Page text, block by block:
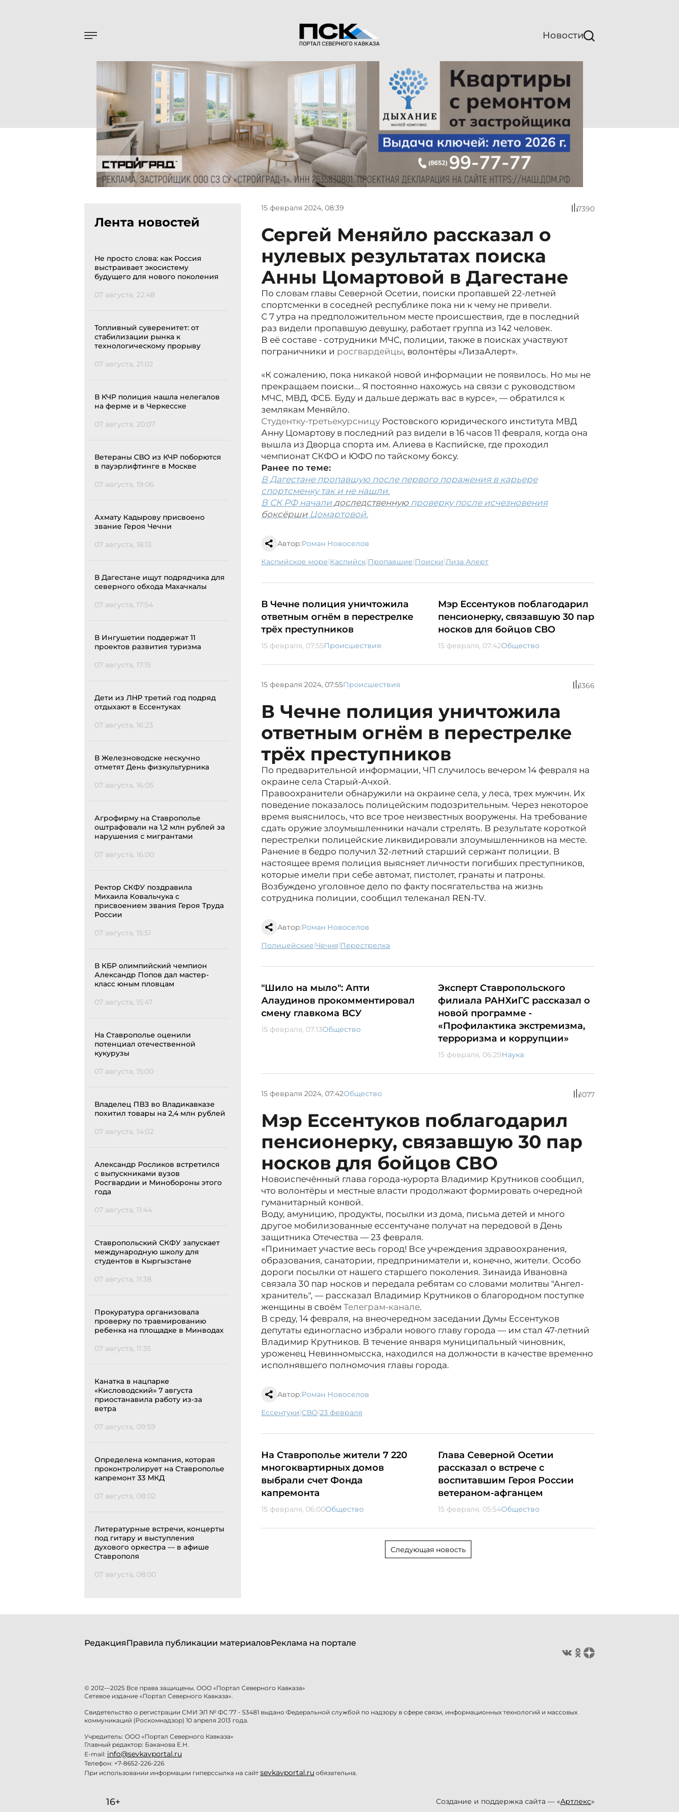
Новости
Лента новостей
Не просто слова: как Россия
выстраивает экосистему
будущего для нового поколения
07 августа, 22:48
Топливный суверенитет: от
стабилизации рынка к
технологическому прорыву
07 августа, 21:02
В КЧР полиция нашла нелегалов
на ферме и в Черкесске
07 августа, 20:07
Ветераны СВО из КЧР поборются
в пауэрлифтинге в Москве
07 августа, 19:06
Ахмату Кадырову присвоено
звание Героя Чечни
07 августа, 18:13
В Дагестане ищут подрядчика для
северного обхода Махачкалы
07 августа, 17:54
В Ингушетии поддержат 11
проектов развития туризма
07 августа, 17:15
Дети из ЛНР третий год подряд
отдыхают в Ессентуках
07 августа, 16:23
В Железноводске нескучно
отметят День физкультурника
07 августа, 16:05
Агрофирму на Ставрополье
оштрафовали на 1,2 млн рублей за
нарушения с мигрантами
07 августа, 16:00
Ректор СКФУ поздравила
Михаила Ковальчука с
присвоением звания Героя Труда
России
07 августа, 15:51
В КБР олимпийский чемпион
Александр Попов дал мастер-
класс юным пловцам
07 августа, 15:47
На Ставрополье оценили
потенциал отечественной
кукурузы
07 августа, 15:00
Владелец ПВЗ во Владикавказе
похитил товары на 2,4 млн рублей
07 августа, 14:02
Александр Росликов встретился
с выпускниками вузов
Росгвардии и Минобороны этого
года
07 августа, 11:44
Ставропольский СКФУ запускает
международную школу для
студентов в Кыргызстане
07 августа, 11:38
Прокуратура организовала
проверку по травмированию
ребенка на площадке в Минводах
07 августа, 11:35
Канатка в нацпарке
«Кисловодский» 7 августа
приостанавила работу из-за
ветра
07 августа, 09:59
Определена компания, которая
проконтролирует на Ставрополье
капремонт 33 МКД
07 августа, 08:02
Литературные встречи, концерты
под гитару и выступления
духового оркестра — в афише
Ставрополя
07 августа, 08:00
15 февраля 2024, 08:39 7390
Сергей Меняйло рассказал о
нулевых результатах поиска
Анны Цомартовой в Дагестане
По словам главы Северной Осетии, поиски пропавшей 22-летней
спортсменки в соседней республике пока ни к чему не привели.
С 7 утра на предположительном месте происшествия, где в последний
раз видели пропавшую девушку, работает группа из 142 человек.
В её составе - сотрудники МЧС, полиции, также в поисках участвуют
пограничники и росгвардейцы, волонтёры «ЛизаАлерт».
«К сожалению, пока никакой новой информации не появилось. Но мы не
прекращаем поиски... Я постоянно нахожусь на связи с руководством
МЧС, МВД, ФСБ. Буду и дальше держать вас в курсе», — обратился к
землякам Меняйло.
Студентку-третьекурсницу Ростовского юридического института МВД
Анну Цомартову в последний раз видели в 16 часов 11 февраля, когда она
вышла из Дворца спорта им. Алиева в Каспийске, где проходил
чемпионат СКФО и ЮФО по тайскому боксу.
Ранее по теме:
В Дагестане пропавшую после первого поражения в карьере
спортсменку так и не нашли.
В СК РФ начали доследственную проверку после исчезновения
боксёрши Цомартовой.
Автор:Роман Новоселов
Каспийское море| Каспийск| пропавшие| поиски| Лиза Алерт
В Чечне полиция уничтожила
ответным огнём в перестрелке
трёх преступников
15 февраля, 07:55Происшествия
Мэр Ессентуков поблагодарил
пенсионерку, связавшую 30 пар
носков для бойцов СВО
15 февраля, 07:42Общество
15 февраля 2024, 07:55Происшествия 1366
В Чечне полиция уничтожила
ответным огнём в перестрелке
трёх преступников
По предварительной информации, ЧП случилось вечером 14 февраля на
окраине села Старый-Ачхой.
Правоохранители обнаружили на окраине села, у леса, трех мужчин. Их
поведение показалось полицейским подозрительным. Через некоторое
время выяснилось, что все трое неизвестных вооружены. На требование
сдать оружие злоумышленники начали стрелять. В результате короткой
перестрелки полицейские ликвидировали злоумышленников на месте.
Ранение в бедро получил 32-летний старший сержант полиции. В
настоящее время полиция выясняет личности погибших преступников,
которые имели при себе автомат, пистолет, гранаты и патроны.
Возбуждено уголовное дело по факту посягательства на жизнь
сотрудника полиции, сообщил телеканал REN-TV.
Автор:Роман Новоселов
полицейские| Чечня| перестрелка
"Шило на мыло": Апти
Алаудинов прокомментировал
смену главкома ВСУ
15 февраля, 07:13Общество
Эксперт Ставропольского
филиала РАНХиГС рассказал о
новой программе -
«Профилактика экстремизма,
терроризма и коррупции»
15 февраля, 06:29Наука
15 февраля 2024, 07:42Общество 1077
Мэр Ессентуков поблагодарил
пенсионерку, связавшую 30 пар
носков для бойцов СВО
Новоиспечённый глава города-курорта Владимир Крутников сообщил,
что волонтёры и местные власти продолжают формировать очередной
гуманитарный конвой.
Воду, амуницию, продукты, посылки из дома, письма детей и много
другое мобилизованные ессентучане получат на передовой в День
защитника Отечества — 23 февраля.
«Принимает участие весь город! Все учреждения здравоохранения,
образования, санатории, предприниматели и, конечно, жители. Особо
дороги посылки от нашего старшего поколения. Зинаида Ивановна
связала 30 пар носков и передала ребятам со словами молитвы "Ангел-
хранитель", — рассказал Владимир Крутников о благородном поступке
женщины в своём Телеграм-канале.
В среду, 14 февраля, на внеочередном заседании Думы Ессентуков
депутаты единогласно избрали нового главу города — им стал 47-летний
Владимир Крутников. В течение января муниципальный чиновник,
уроженец Невинномысска, находился на должности в качестве временно
исполнявшего полномочия главы города.
Автор:Роман Новоселов
Ессентуки| СВО| 23 февраля
На Ставрополье жители 7 220
многоквартирных домов
выбрали счет Фонда
капремонта
15 февраля, 06:00Общество
Глава Северной Осетии
рассказал о встрече с
воспитавшим Героя России
ветераном-афганцем
15 февраля, 05:54Общество
Следующая новость
РедакцияПравила публикации материаловРеклама на портале
© 2012—2025 Все права защищены. ООО «Портал Северного Кавказа»
Сетевое издание «Портал Северного Кавказа».
Свидетельство о регистрации СМИ ЭЛ № ФС 77 - 53481 выдано Федеральной службой по надзору в сфере связи, информационных технологий и массовых
коммуникаций (Роскомнадзор) 10 апреля 2013 года.
Учредитель: ООО «Портал Северного Кавказа»
Главный редактор: Баканова Е.Н.
E-mail: info@sevkavportal.ru
Телефон: +7-8652-226-226
При использовании информации гиперссылка на сайт sevkavportal.ru обязательна.
16+ Создание и поддержка сайта — «Артлекс»